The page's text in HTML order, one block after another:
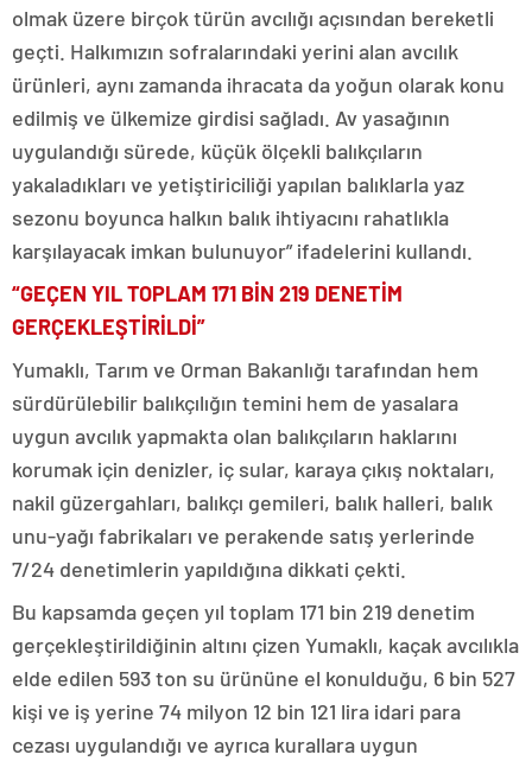
olmak üzere birçok türün avcılığı açısından bereketli
geçti. Halkımızın sofralarındaki yerini alan avcılık
ürünleri, aynı zamanda ihracata da yoğun olarak konu
edilmiş ve ülkemize girdisi sağladı. Av yasağının
uygulandığı sürede, küçük ölçekli balıkçıların
yakaladıkları ve yetiştiriciliği yapılan balıklarla yaz
sezonu boyunca halkın balık ihtiyacını rahatlıkla
karşılayacak imkan bulunuyor” ifadelerini kullandı.
“GEÇEN YIL TOPLAM 171 BİN 219 DENETİM
GERÇEKLEŞTİRİLDİ”
Yumaklı, Tarım ve Orman Bakanlığı tarafından hem
sürdürülebilir balıkçılığın temini hem de yasalara
uygun avcılık yapmakta olan balıkçıların haklarını
korumak için denizler, iç sular, karaya çıkış noktaları,
nakil güzergahları, balıkçı gemileri, balık halleri, balık
unu-yağı fabrikaları ve perakende satış yerlerinde
7/24 denetimlerin yapıldığına dikkati çekti.
Bu kapsamda geçen yıl toplam 171 bin 219 denetim
gerçekleştirildiğinin altını çizen Yumaklı, kaçak avcılıkla
elde edilen 593 ton su ürününe el konulduğu, 6 bin 527
kişi ve iş yerine 74 milyon 12 bin 121 lira idari para
cezası uygulandığı ve ayrıca kurallara uygun